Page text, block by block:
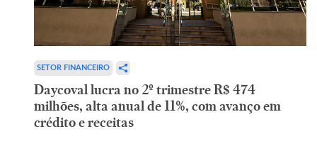
SETOR FINANCEIRO
Daycoval lucra no 2º trimestre R$ 474
milhões, alta anual de 11%, com avanço em
crédito e receitas